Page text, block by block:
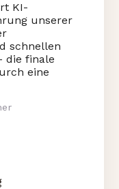
KI-
unserer
schnellen
die finale
eine